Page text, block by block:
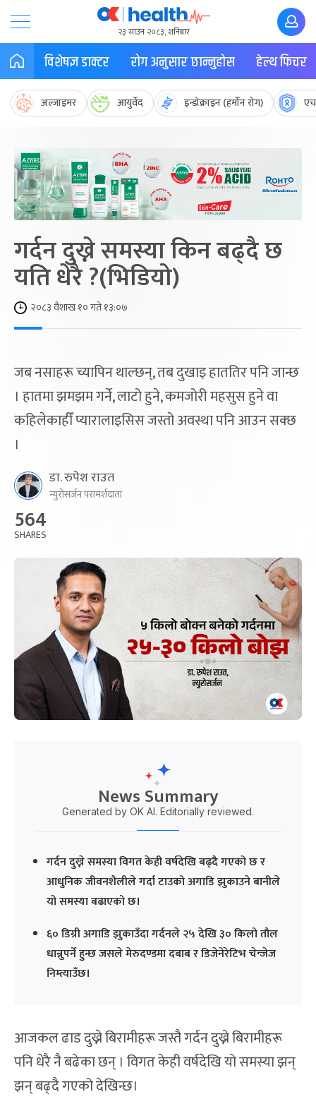
२३ साउन २०८३, शनिबार
विशेषज्ञ डाक्टर रोग अनुसार छान्नुहोस हेल्थ फिचर
अल्जाइमर आयुर्वेद इन्डोक्राइन (हर्मोन रोग)
गर्दन दुख्ने समस्या किन बढ्दै छ
यति धेरै ?(भिडियो)
२०८३ वैशाख १० गते १३:०७
जब नसाहरू च्यापिन थाल्छन्, तब दुखाइ हाततिर पनि जान्छ
। हातमा झमझम गर्ने, लाटो हुने, कमजोरी महसुस हुने वा
कहिलेकाहीँ प्यारालाइसिस जस्तो अवस्था पनि आउन सक्छ
।
डा. रुपेश राउत
न्युरोसर्जन परामर्शदाता
564
SHARES
News Summary
Generated by OK AI. Editorially reviewed.
गर्दन दुख्ने समस्या विगत केही वर्षदेखि बढ्दै गएको छ र
आधुनिक जीवनशैलीले गर्दा टाउको अगाडि झुकाउने बानीले
यो समस्या बढाएको छ।
६० डिग्री अगाडि झुकाउँदा गर्दनले २५ देखि ३० किलो तौल
धान्नुपर्ने हुन्छ जसले मेरुदण्डमा दबाब र डिजेनेरेटिभ चेन्जेज
निम्त्याउँछ।
आजकल ढाड दुख्ने बिरामीहरू जस्तै गर्दन दुख्ने बिरामीहरू
पनि धेरै नै बढेका छन् । विगत केही वर्षदेखि यो समस्या झन्
झन् बढ्दै गएको देखिन्छ।